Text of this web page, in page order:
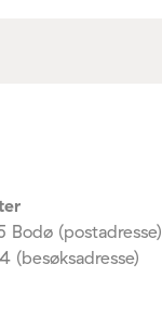
Bodø (postadresse)
(besøksadresse)